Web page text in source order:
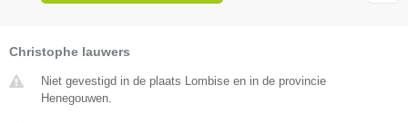
Christophe lauwers
Niet gevestigd in de plaats Lombise en in de provincie
Henegouwen.